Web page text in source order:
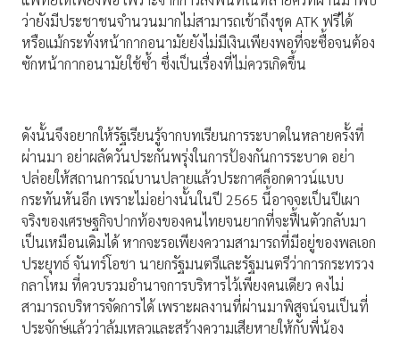
ว่ายังมีประชาชนจำนวนมากไม่สามารถเข้าถึงชุด ATK ฟรีได้
หรือแม้กระทั่งหน้ากากอนามัยยังไม่มีเงินเพียงพอที่จะซื้อจนต้อง
ซักหน้ากากอนามัยใช้ซ้ำ ซึ่งเป็นเรื่องที่ไม่ควรเกิดขึ้น
ดังนั้นจึงอยากให้รัฐเรียนรู้จากบทเรียนการระบาดในหลายครั้งที่
ผ่านมา อย่าผลัดวันประกันพรุ่งในการป้องกันการระบาด อย่า
ปล่อยให้สถานการณ์บานปลายแล้วประกาศล็อกดาวน์แบบ
กระทันหันอีก เพราะไม่อย่างนั้นในปี 2565 นี้อาจจะเป็นปีเผา
จริงของเศรษฐกิจปากท้องของคนไทยจนยากที่จะฟื้นตัวกลับมา
เป็นเหมือนเดิมได้ หากจะรอเพียงความสามารถที่มีอยู่ของพลเอก
ประยุทธ์ จันทร์โอชา นายกรัฐมนตรีและรัฐมนตรีว่าการกระทรวง
กลาโหม ที่ควบรวมอำนาจการบริหารไว้เพียงคนเดียว คงไม่
สามารถบริหารจัดการได้ เพราะผลงานที่ผ่านมาพิสูจน์จนเป็นที่
ประจักษ์แล้วว่าล้มเหลวและสร้างความเสียหายให้กับพี่น้อง